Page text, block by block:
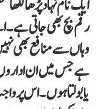
ایک نام نہاد
رقم بچ بھی جاتی ہے۔
وہاں سے منافع بھی
ہے جس میں ان
یا بولتا ہوں۔ اس پر